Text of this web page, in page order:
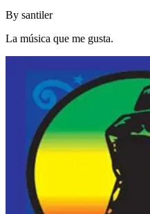
By santiler
La música que me gusta.